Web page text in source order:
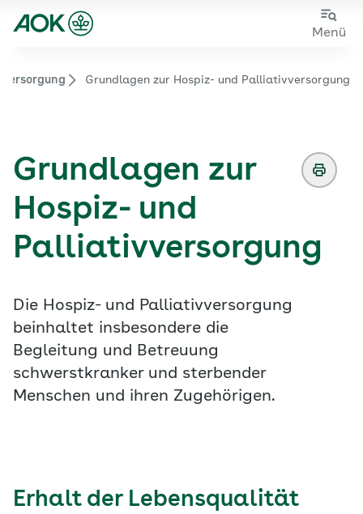
Zum
Zur
Menü
Zur Startseite von der Website aok.de/gp
Grundlagen zur Hospiz- und Palliativversorgung
Grundlagen zur
Hospiz- und
Palliativversorgung
Die Hospiz- und Palliativversorgung
beinhaltet insbesondere die
Begleitung und Betreuung
schwerstkranker und sterbender
Menschen und ihren Zugehörigen.
Erhalt der Lebensqualität